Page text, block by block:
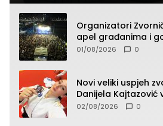
Organizatori
apel građanima i
početak
01/08/2026 0
Novi veliki uspjeh
Danijela Kajtazović
Balkana u
02/08/2026 0